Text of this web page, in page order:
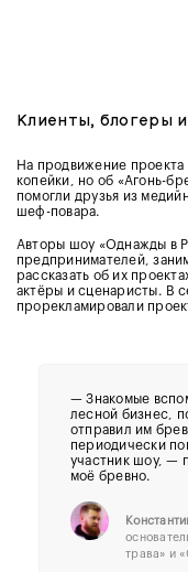
Клиенты, блогеры
На продвижение
копейки, но об «Агонь-
помогли друзья из
шеф-повара.
Авторы шоу «Однажды в
предпринимателей,
рассказать об их
актёры и сценаристы. В
прорекламировали
— Знакомые
лесной бизнес,
отправил им
периодически
участник шоу, —
моё бревно.
трава» и